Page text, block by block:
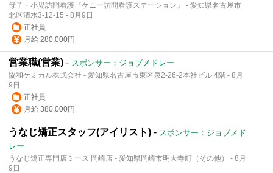
母子・小児訪問看護『ケニー訪問看護ステーション』 - 愛知県名古屋市
北区清水3-12-15 - 8月9日
正社員
月給 280,000円
営業職(営業) - スポンサー：ジョブメドレー
協和ケミカル株式会社 - 愛知県名古屋市東区泉2-26-2本社ビル 4階 - 8月
9日
正社員
月給 380,000円
うなじ矯正スタッフ(アイリスト) - スポンサー：ジョブメド
レー
うなじ矯正専門店ミース 岡崎店 - 愛知県岡崎市明大寺町（その他） - 8月
9日